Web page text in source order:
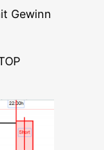
Gewinn